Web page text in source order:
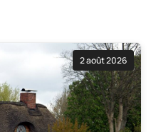
2 août 2026